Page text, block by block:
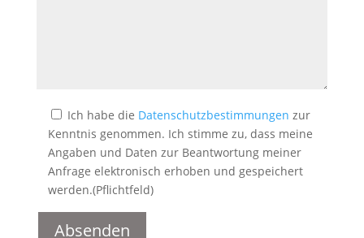
Ich habe die Datenschutzbestimmungen zur
Kenntnis genommen. Ich stimme zu, dass meine
Angaben und Daten zur Beantwortung meiner
Anfrage elektronisch erhoben und gespeichert
werden.(Pflichtfeld)